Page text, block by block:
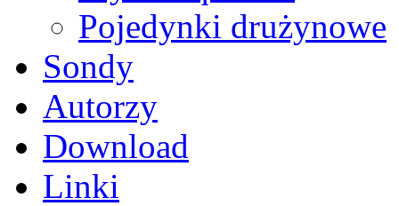
Pojedynki drużynowe
Sondy
Autorzy
Download
Linki